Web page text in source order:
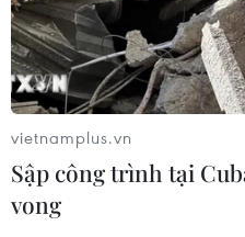
vietnamplus.vn
Sập công trình tại
vong